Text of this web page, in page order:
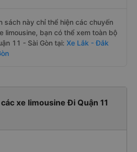
sách này chỉ thể hiện các chuyến
limousine, bạn có thể xem toàn bộ
11 - Sài Gòn tại: Xe Lắk - Đắk
xe limousine Đi Quận 11